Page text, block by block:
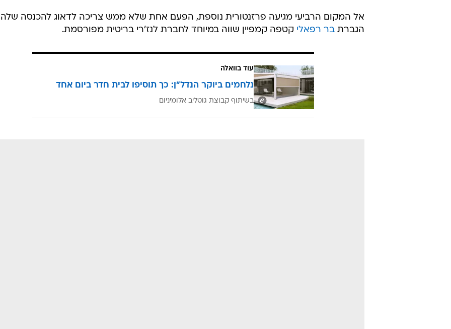
אל המקום הרביעי מגיעה פרזנטורית נוספת, הפעם אחת שלא ממש צריכה לדאוג להכנסה
הגברת בר רפאלי קטפה קמפיין שווה במיוחד לחברת לנז'רי בריטית מפורסמת.
עוד בוואלה
נלחמים ביוקר הנדל"ן: כך תוסיפו לבית חדר ביום אחד
בשיתוף קבוצת גוטליב אלומיניום